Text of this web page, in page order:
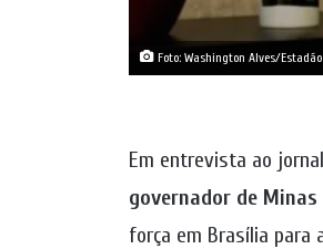
Foto: Washington Alves/Estadão
Em entrevista ao
governador de
força em Brasília para